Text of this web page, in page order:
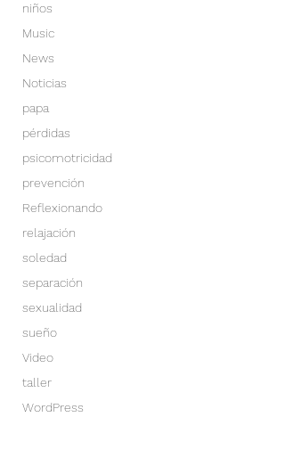
niños
Music
News
Noticias
papa
pérdidas
psicomotricidad
prevención
Reflexionando
relajación
soledad
separación
sexualidad
sueño
Video
taller
WordPress